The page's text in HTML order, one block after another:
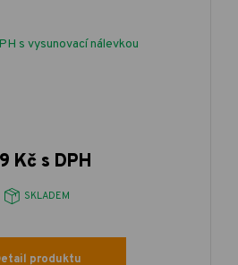
s vysunovací nálevkou
Kč s DPH
SKLADEM
produktu